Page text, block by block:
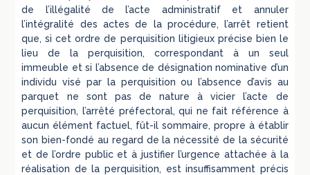
de l’illégalité de l’acte administratif et annuler
l’intégralité des actes de la procédure, l’arrêt retient
que, si cet ordre de perquisition litigieux précise bien le
lieu de la perquisition, correspondant à un seul
immeuble et si l’absence de désignation nominative d’un
individu visé par la perquisition ou l’absence d’avis au
parquet ne sont pas de nature à vicier l’acte de
perquisition, l’arrêté préfectoral, qui ne fait référence à
aucun élément factuel, fût-il sommaire, propre à établir
son bien-fondé au regard de la nécessité de la sécurité
et de l’ordre public et à justifier l’urgence attachée à la
réalisation de la perquisition, est insuffisamment précis